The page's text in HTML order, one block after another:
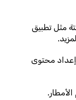
مثل تطبيق
محتوى